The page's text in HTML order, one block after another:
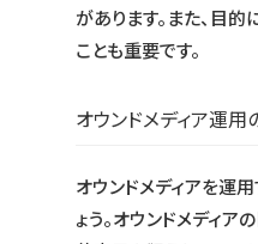
があります。また、目
ことも重要です。
オウンドメディア運
オウンドメディアを運
ょう。オウンドメディ